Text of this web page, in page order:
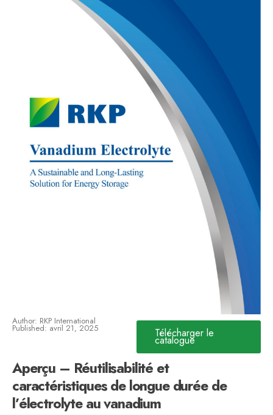
Author: RKP International
Published: avril 21, 2025 Télécharger le
catalogue
Aperçu – Réutilisabilité et
caractéristiques de longue durée de
l’électrolyte au vanadium